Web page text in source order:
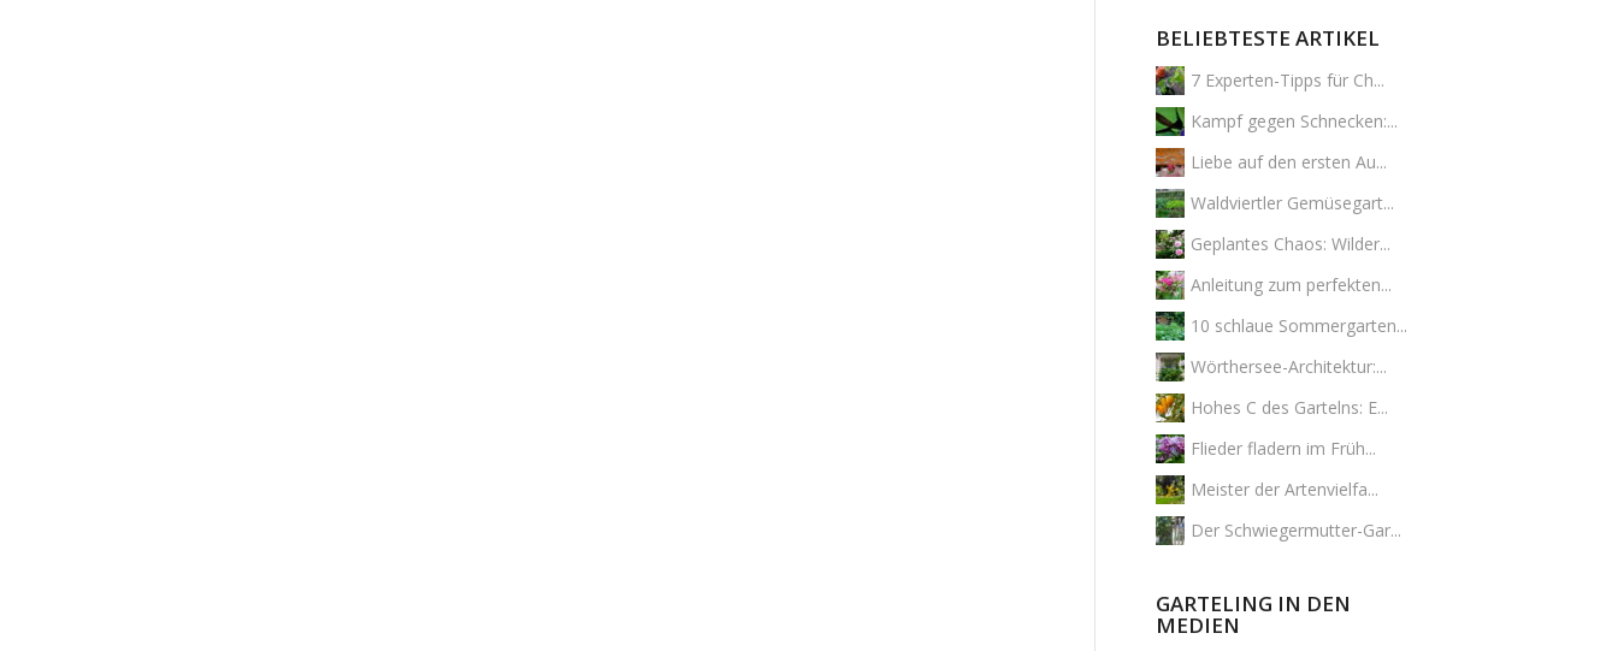
BELIEBTESTE ARTIKEL
7 Experten-Tipps für Ch...
Kampf gegen Schnecken:...
Liebe auf den ersten Au...
Waldviertler Gemüsegart...
Geplantes Chaos: Wilder...
Anleitung zum perfekten...
10 schlaue Sommergarten...
Wörthersee-Architektur:...
Hohes C des Gartelns: E...
Flieder fladern im Früh...
Meister der Artenvielfa...
Der Schwiegermutter-Gar...
GARTELING IN DEN
MEDIEN